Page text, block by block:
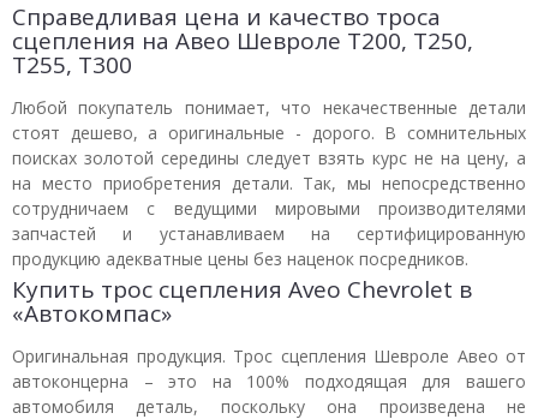
Справедливая цена и качество троса
сцепления на Авео Шевроле T200, T250,
T255, T300
Любой покупатель понимает, что некачественные детали
стоят дешево, а оригинальные - дорого. В сомнительных
поисках золотой середины следует взять курс не на цену, а
на место приобретения детали. Так, мы непосредственно
сотрудничаем с ведущими мировыми производителями
запчастей и устанавливаем на сертифицированную
продукцию адекватные цены без наценок посредников.
Купить трос сцепления Aveo Chevrolet в
«Автокомпас»
Оригинальная продукция. Трос сцепления Шевроле Авео от
автоконцерна – это на 100% подходящая для вашего
автомобиля деталь, поскольку она произведена не